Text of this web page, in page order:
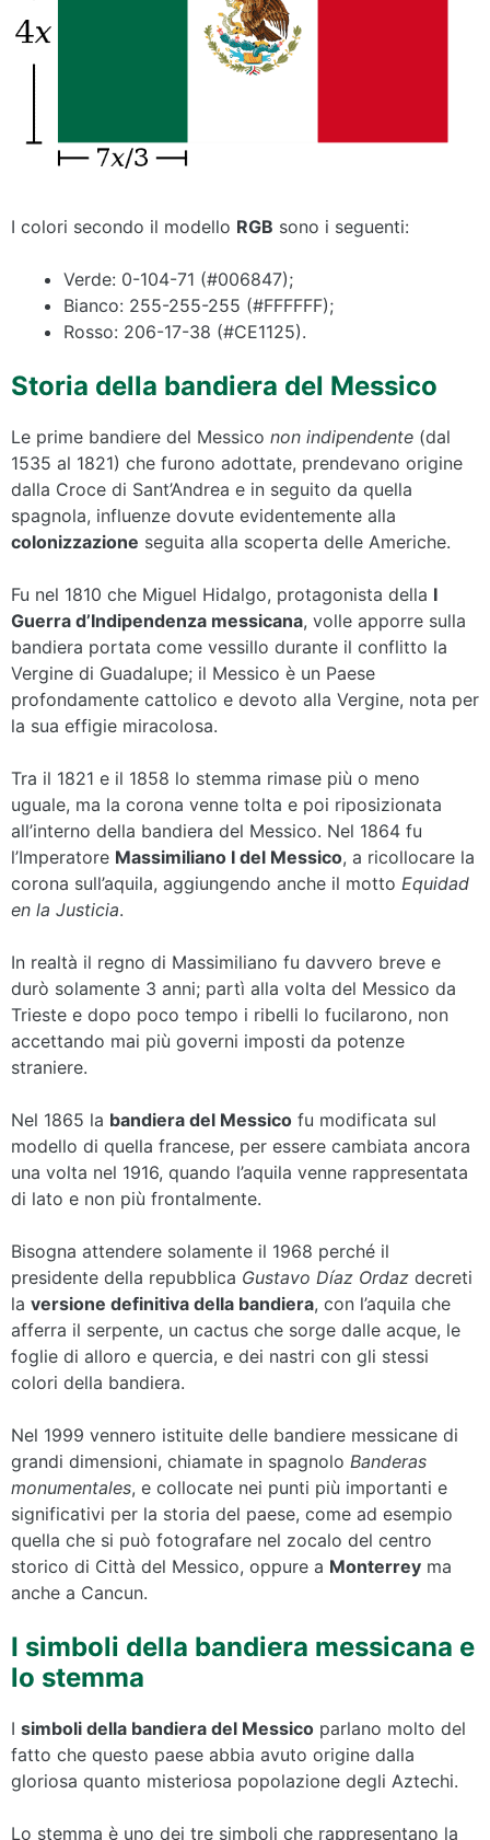
I colori secondo il modello RGB sono i seguenti:
Verde: 0-104-71 (#006847);
Bianco: 255-255-255 (#FFFFFF);
Rosso: 206-17-38 (#CE1125).
Storia della bandiera del Messico
Le prime bandiere del Messico non indipendente (dal
1535 al 1821) che furono adottate, prendevano origine
dalla Croce di Sant’Andrea e in seguito da quella
spagnola, influenze dovute evidentemente alla
colonizzazione seguita alla scoperta delle Americhe.
Fu nel 1810 che Miguel Hidalgo, protagonista della I
Guerra d’Indipendenza messicana, volle apporre sulla
bandiera portata come vessillo durante il conflitto la
Vergine di Guadalupe; il Messico è un Paese
profondamente cattolico e devoto alla Vergine, nota per
la sua effigie miracolosa.
Tra il 1821 e il 1858 lo stemma rimase più o meno
uguale, ma la corona venne tolta e poi riposizionata
all’interno della bandiera del Messico. Nel 1864 fu
l’Imperatore Massimiliano I del Messico, a ricollocare la
corona sull’aquila, aggiungendo anche il motto Equidad
en la Justicia.
In realtà il regno di Massimiliano fu davvero breve e
durò solamente 3 anni; partì alla volta del Messico da
Trieste e dopo poco tempo i ribelli lo fucilarono, non
accettando mai più governi imposti da potenze
straniere.
Nel 1865 la bandiera del Messico fu modificata sul
modello di quella francese, per essere cambiata ancora
una volta nel 1916, quando l’aquila venne rappresentata
di lato e non più frontalmente.
Bisogna attendere solamente il 1968 perché il
presidente della repubblica Gustavo Díaz Ordaz decreti
la versione definitiva della bandiera, con l’aquila che
afferra il serpente, un cactus che sorge dalle acque, le
foglie di alloro e quercia, e dei nastri con gli stessi
colori della bandiera.
Nel 1999 vennero istituite delle bandiere messicane di
grandi dimensioni, chiamate in spagnolo Banderas
monumentales, e collocate nei punti più importanti e
significativi per la storia del paese, come ad esempio
quella che si può fotografare nel zocalo del centro
storico di Città del Messico, oppure a Monterrey ma
anche a Cancun.
I simboli della bandiera messicana e
lo stemma
I simboli della bandiera del Messico parlano molto del
fatto che questo paese abbia avuto origine dalla
gloriosa quanto misteriosa popolazione degli Aztechi.
Lo stemma è uno dei tre simboli che rappresentano la